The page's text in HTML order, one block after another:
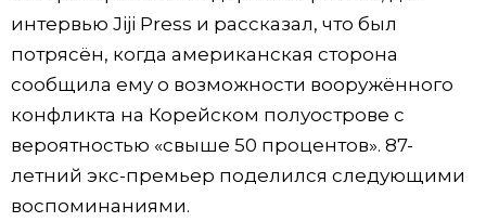
Политика
Экономика
Общество
Японский калейдоскоп
Семья
Еда и напитки
интервью Jiji Press и рассказал, что был
потрясён, когда американская сторона
сообщила ему о возможности вооружённого
конфликта на Корейском полуострове с
вероятностью «свыше 50 процентов». 87-
летний экс-премьер поделился следующими
воспоминаниями.